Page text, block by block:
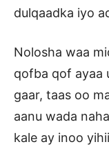
dulqaadka iyo
Nolosha waa
qofba qof ayaa
gaar, taas oo
aanu wada
kale ay inoo